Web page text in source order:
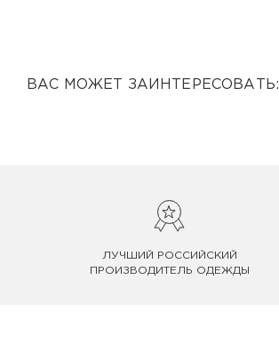
ВАС МОЖЕТ ЗАИНТЕРЕСОВАТЬ:
ЛУЧШИЙ РОССИЙСКИЙ
ПРОИЗВОДИТЕЛЬ ОДЕЖДЫ